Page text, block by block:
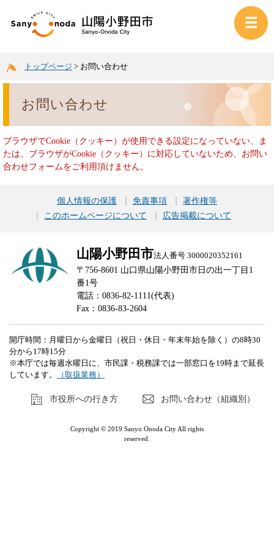
トップページ > お問い合わせ
お問い合わせ
ブラウザでCookie（クッキー）が使用できる設定になっていない、ま
たは、ブラウザがCookie（クッキー）に対応していないため、お問い
合わせフォームをご利用頂けません。
個人情報の保護 免責事項
著作権等
このホームページについて
広告掲載について
山陽小野田市法人番号 3000020352161
〒756-8601 山口県山陽小野田市日の出一丁目1
番1号
電話：0836-82-1111(代表)
Fax：0836-83-2604
開庁時間：月曜日から金曜日（祝日・休日・年末年始を除く）の8時30
分から17時15分
※本庁では毎週水曜日に、市民課・税務課では一部窓口を19時まで延長
しています。
（取扱業務）
市役所への行き方 お問い合わせ（組織別）
Copyright © 2019 Sanyo Onoda City All rights
reserved.